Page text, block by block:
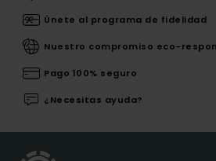
Únete al programa de fidelidad
Nuestro compromiso eco-
Pago 100% seguro
¿Necesitas ayuda?